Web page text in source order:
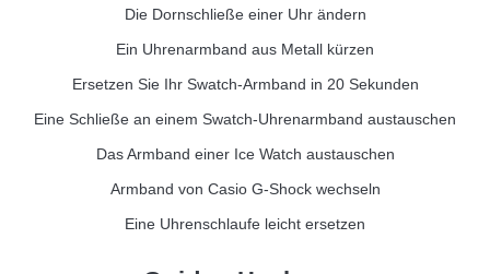
Die Dornschließe einer Uhr ändern
Ein Uhrenarmband aus Metall kürzen
Ersetzen Sie Ihr Swatch-Armband in 20 Sekunden
Eine Schließe an einem Swatch-Uhrenarmband austauschen
Das Armband einer Ice Watch austauschen
Armband von Casio G-Shock wechseln
Eine Uhrenschlaufe leicht ersetzen